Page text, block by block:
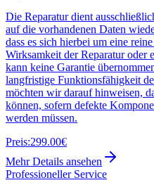
Die Reparatur dient
auf die vorhandenen Daten
dass es sich hierbei um eine
Wirksamkeit der Reparatur oder
kann keine Garantie
langfristige Funktionsfähigkeit
möchten wir darauf hinweisen,
können, sofern defekte
werden müssen.
Preis:299.00€
Mehr Details ansehen
Professioneller Service